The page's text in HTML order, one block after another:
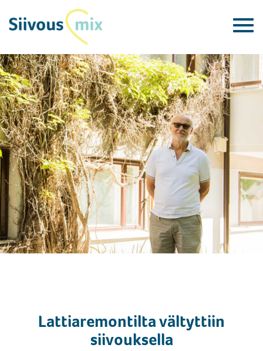
Lattiaremontilta vältyttiin
siivouksella